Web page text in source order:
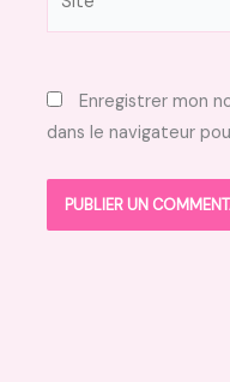
Enregistrer mon
dans le navigateur